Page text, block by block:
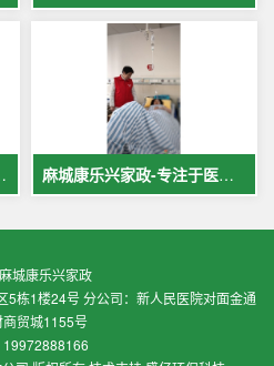
工案例展示 麻城康乐兴家政-专注于医院护理，致力于打造全麻城优质护工护理
城康乐兴家政
5栋1楼24号 分公司：新人民医院对面金通
商贸城1155号
19972888166